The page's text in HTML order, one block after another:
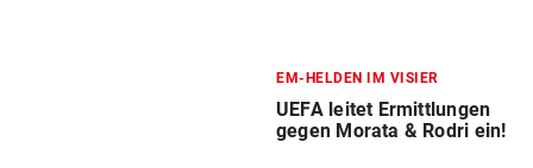
EM-HELDEN IM VISIER
UEFA leitet Ermittlungen
gegen Morata & Rodri ein!